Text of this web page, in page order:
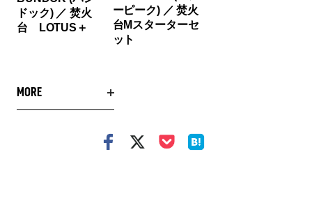
ドック) ／ 焚火
台 LOTUS＋
ーピーク) ／ 焚火
台Mスターターセ
ット
MORE